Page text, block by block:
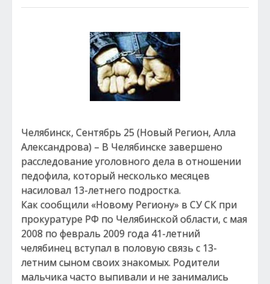
Челябинск, Сентябрь 25 (Новый Регион, Алла
Александрова) – В Челябинске завершено
расследование уголовного дела в отношении
педофила, который несколько месяцев
насиловал 13-летнего подростка.
Как сообщили «Новому Региону» в СУ СК при
прокуратуре РФ по Челябинской области, с мая
2008 по февраль 2009 года 41-летний
челябинец вступал в половую связь с 13-
летним сыном своих знакомых. Родители
мальчика часто выпивали и не занимались